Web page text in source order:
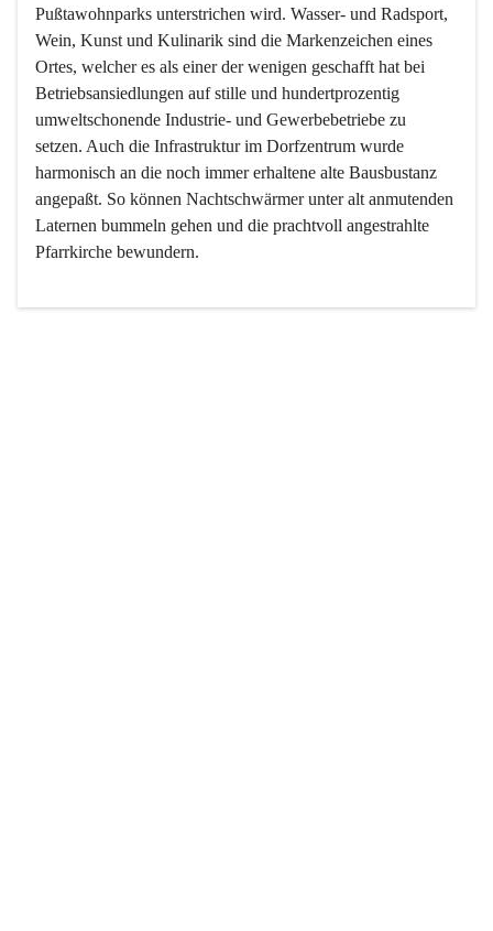
Pußtawohnparks unterstrichen wird. Wasser- und Radsport,
Wein, Kunst und Kulinarik sind die Markenzeichen eines
Ortes, welcher es als einer der wenigen geschafft hat bei
Betriebsansiedlungen auf stille und hundertprozentig
umweltschonende Industrie- und Gewerbebetriebe zu
setzen. Auch die Infrastruktur im Dorfzentrum wurde
harmonisch an die noch immer erhaltene alte Bausbustanz
angepaßt. So können Nachtschwärmer unter alt anmutenden
Laternen bummeln gehen und die prachtvoll angestrahlte
Pfarrkirche bewundern.
Der Weinbau dominert heute nicht mehr, ist aber integrativer